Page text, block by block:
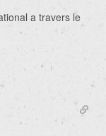
a travers le